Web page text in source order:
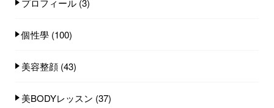
プロフィール (3)
個性學 (100)
美容整顔 (43)
美BODYレッスン (37)